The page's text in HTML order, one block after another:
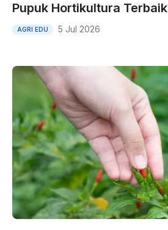
Pupuk Hortikultura Terbaik
AGRI EDU 5 Jul 2026